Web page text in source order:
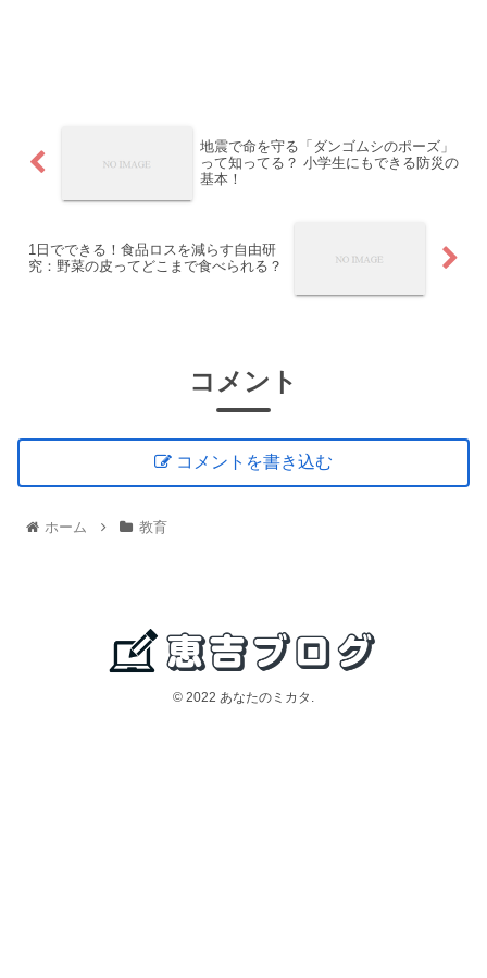
地震で命を守る「ダンゴムシのポーズ」
って知ってる？ 小学生にもできる防災の
基本！
1日でできる！食品ロスを減らす自由研
究：野菜の皮ってどこまで食べられる？
コメント
コメントを書き込む
ホーム 教育
© 2022 あなたのミカタ.